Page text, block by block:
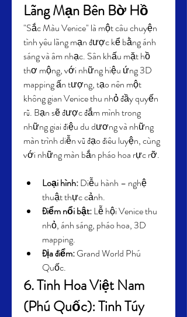
Lãng Mạn Bên Bờ Hồ
"Sắc Màu Venice" là một câu chuyện
tình yêu lãng mạn được kể bằng ánh
sáng và âm nhạc. Sân khấu mặt hồ
thơ mộng, với những hiệu ứng 3D
mapping ấn tượng, tạo nên một
không gian Venice thu nhỏ đầy quyến
rũ. Bạn sẽ được đắm mình trong
những giai điệu du dương và những
màn trình diễn vũ đạo điêu luyện, cùng
với những màn bắn pháo hoa rực rỡ.
Loại hình: Diễu hành – nghệ
thuật thực cảnh.
Điểm nổi bật: Lễ hội Venice thu
nhỏ, ánh sáng, pháo hoa, 3D
mapping.
Địa điểm: Grand World Phú
Quốc.
6. Tinh Hoa Việt Nam
(Phú Quốc): Tinh Túy